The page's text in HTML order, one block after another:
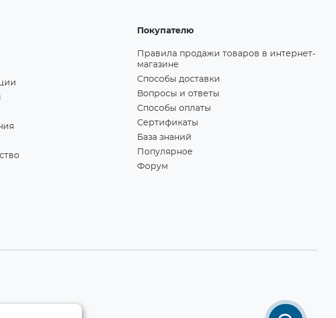
Покупателю
Правила продажи товаров в интернет-
магазине
Способы доставки
Вопросы и ответы
Способы оплаты
Сертификаты
База знаний
Популярное
Форум